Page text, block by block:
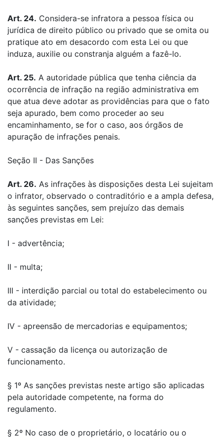
Art. 24. Considera-se infratora a pessoa física ou
jurídica de direito público ou privado que se omita ou
pratique ato em desacordo com esta Lei ou que
induza, auxilie ou constranja alguém a fazê-lo.
Art. 25. A autoridade pública que tenha ciência da
ocorrência de infração na região administrativa em
que atua deve adotar as providências para que o fato
seja apurado, bem como proceder ao seu
encaminhamento, se for o caso, aos órgãos de
apuração de infrações penais.
Seção II - Das Sanções
Art. 26. As infrações às disposições desta Lei sujeitam
o infrator, observado o contraditório e a ampla defesa,
às seguintes sanções, sem prejuízo das demais
sanções previstas em Lei:
I - advertência;
II - multa;
III - interdição parcial ou total do estabelecimento ou
da atividade;
IV - apreensão de mercadorias e equipamentos;
V - cassação da licença ou autorização de
funcionamento.
§ 1º As sanções previstas neste artigo são aplicadas
pela autoridade competente, na forma do
regulamento.
§ 2º No caso de o proprietário, o locatário ou o